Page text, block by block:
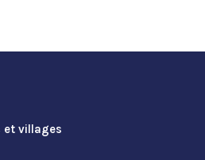
et villages